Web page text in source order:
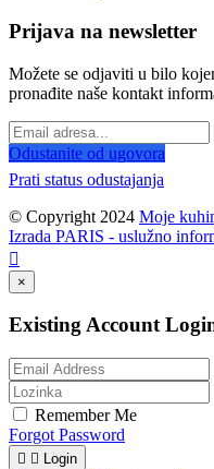
Prijava na newsletter
Možete se odjaviti u bilo
pronađite naše kontakt
Odustanite od ugovora
Prati status odustajanja
© Copyright 2024 Moje
Izrada PARIS - uslužno

×
Existing Account
Remember Me
Forgot Password
  Login